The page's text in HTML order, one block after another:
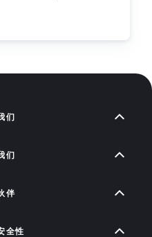
们
们
伴
全性